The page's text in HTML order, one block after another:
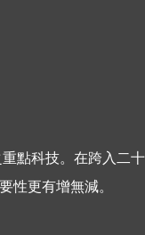
點科技。在跨入二
性更有增無減。